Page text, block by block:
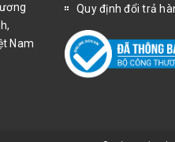
Nam
Quy định đổi trả